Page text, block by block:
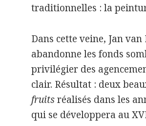
traditionnelles : la
Dans cette veine, Jan
abandonne les fonds
privilégier des
clair. Résultat : deux
fruitsréalisés dans les
qui se développera au